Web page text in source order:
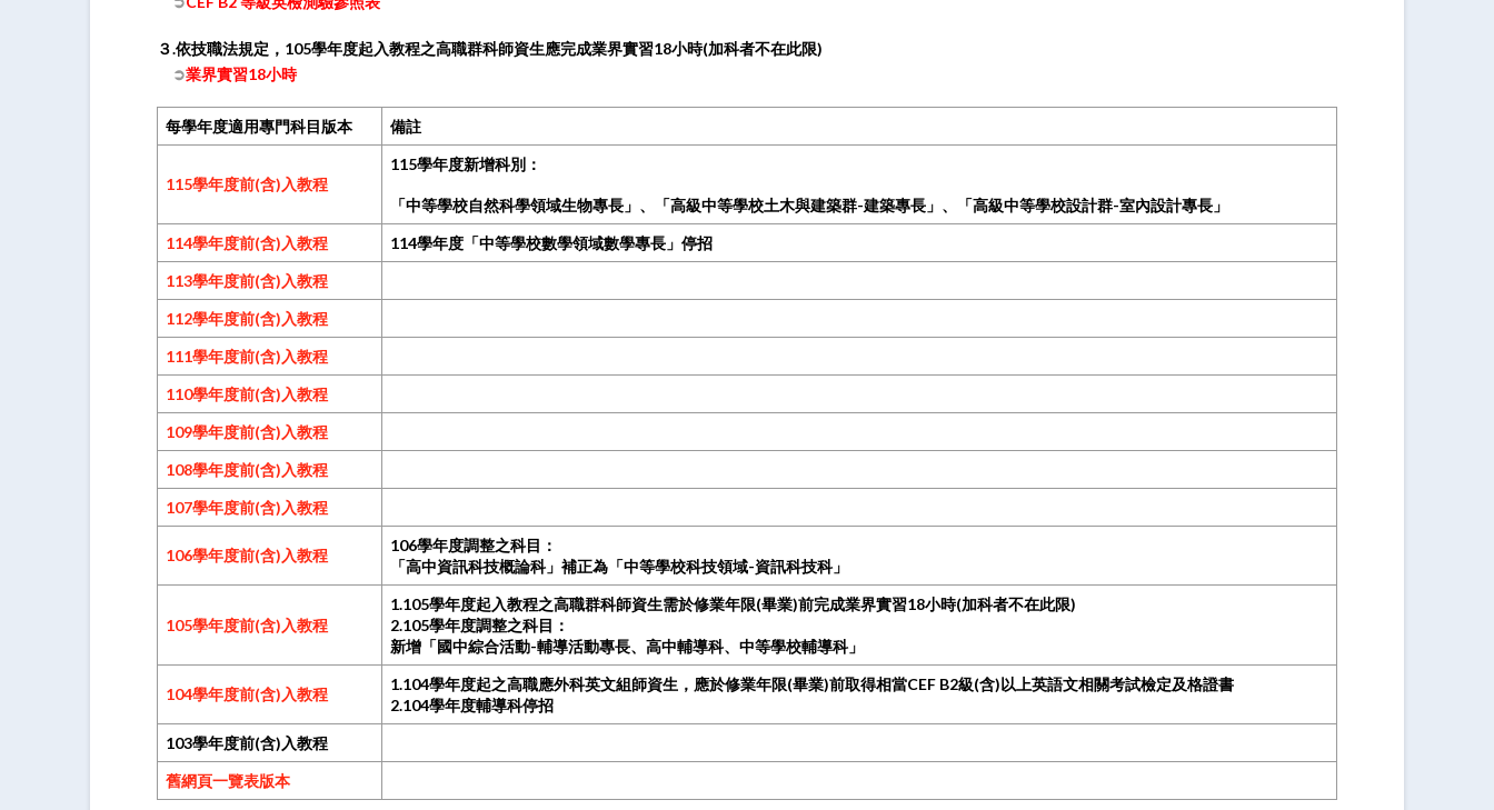
３.​依技職法規定，105學年度起入教程之高職群科師資生應完成業界實習18小時(加科者不在此限)
➲業界實習18小時
每學年度適用專門科目版本 備註
115學年度前(含)入教程
115學年度新增科別：
「中等學校自然科學領域生物專長」、 「高級中等學校土木與建築群-建築專長」、
「高級中等學校設計群-室內設計專長」
114學年度前(含)入教程
114學年度「中等學校數學領域數學專長」停招
113學年度前(含)入教程
112學年度前(含)入教程
111學年度前(含)入教程
110學年度前(含)入教程
109學年度前(含)入教程
108學年度前(含)入教程
107學年度前(含)入教程
106學年度前(含)入教程
106學年度調整之科目：
「高中資訊科技概論科」補正為「中等學校科技領域-資訊科技科」
105學年度前(含)入教程
1.105學年度起入教程之高職群科師資生需於修業年限(畢業)前完成業界實習18小時(加科者不在此限)
2.105學年度調整之科目：
新增「國中綜合活動-輔導活動專長、高中輔導科、中等學校輔導科」
104學年度前(含)入教程
1.104學年度起之高職應外科英文組師資生，應於修業年限(畢業)前取得相當CEF B2級(含)以上英語文相關考試檢定及格證書
2.104學年度輔導科停招
103學年度前(含)入教程
舊網頁一覽表版本